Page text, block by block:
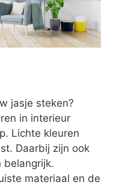
jasje steken?
in interieur
Lichte kleuren
Daarbij zijn ook
belangrijk.
materiaal en de